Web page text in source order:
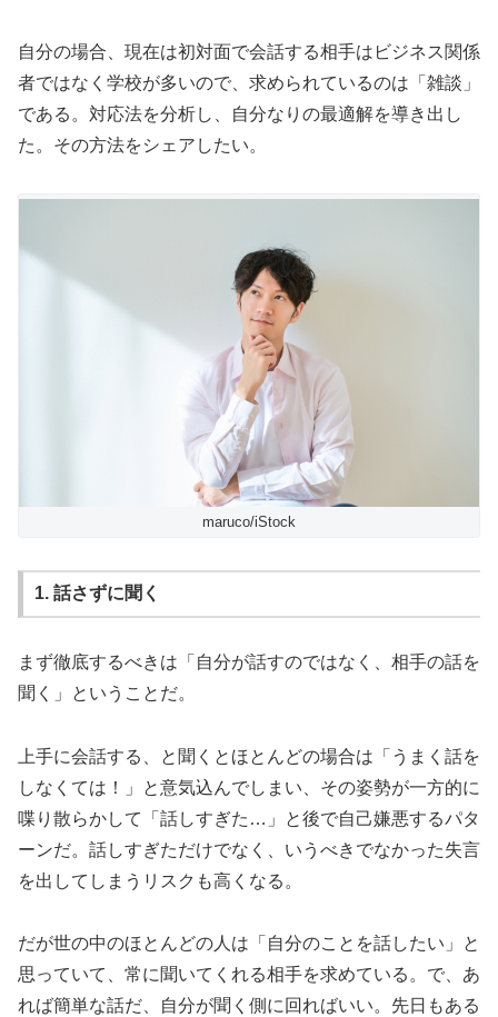
自分の場合、現在は初対面で会話する相手はビジネス関係
者ではなく学校が多いので、求められているのは「雑談」
である。対応法を分析し、自分なりの最適解を導き出し
た。その方法をシェアしたい。
maruco/iStock
1. 話さずに聞く
まず徹底するべきは「自分が話すのではなく、相手の話を
聞く」ということだ。
上手に会話する、と聞くとほとんどの場合は「うまく話を
しなくては！」と意気込んでしまい、その姿勢が一方的に
喋り散らかして「話しすぎた…」と後で自己嫌悪するパタ
ーンだ。話しすぎただけでなく、いうべきでなかった失言
を出してしまうリスクも高くなる。
だが世の中のほとんどの人は「自分のことを話したい」と
思っていて、常に聞いてくれる相手を求めている。で、あ
れば簡単な話だ、自分が聞く側に回ればいい。先日もある